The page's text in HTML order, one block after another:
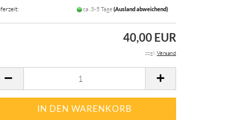
ca. 3-5 Tage(Ausland abweichend)
40,00 EUR
zzgl.Versand